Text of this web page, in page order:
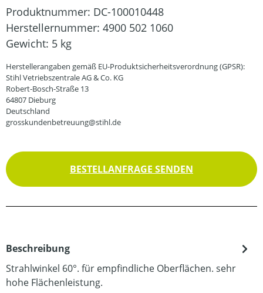
Produktnummer: DC-100010448
Herstellernummer: 4900 502 1060
Gewicht: 5 kg
Herstellerangaben gemäß EU-Produktsicherheitsverordnung (GPSR):
Stihl Vetriebszentrale AG & Co. KG
Robert-Bosch-Straße 13
64807 Dieburg
Deutschland
grosskundenbetreuung@stihl.de
BESTELLANFRAGE SENDEN
Beschreibung
Strahlwinkel 60°. für empfindliche Oberflächen. sehr
hohe Flächenleistung.